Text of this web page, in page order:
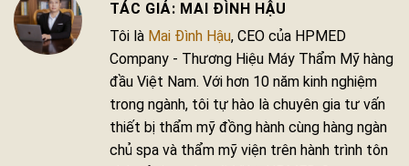
MAI ĐÌNH HẬU
Tôi là Mai Đình Hậu, CEO của HPMED
Company - Thương Hiệu Máy Thẩm Mỹ hàng
đầu Việt Nam. Với hơn 10 năm kinh nghiệm
trong ngành, tôi tự hào là chuyên gia tư vấn
thiết bị thẩm mỹ đồng hành cùng hàng ngàn
chủ spa và thẩm mỹ viện trên hành trình tôn